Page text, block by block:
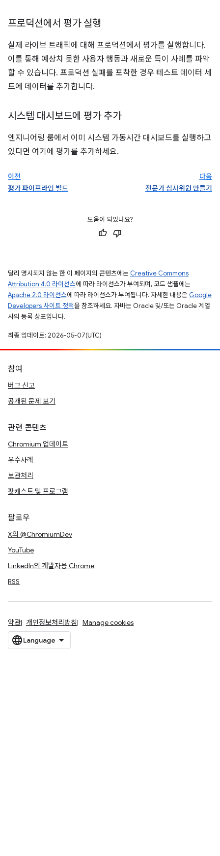
프로덕션에서 평가 실행
실제 라이브 트래픽에 대해 프로덕션에서 평가를 실행합니다.
이를 통해 예상치 못한 사용자 행동과 새로운 특이 사례를 파악
할 수 있습니다. 프로덕션 실패를 포착한 경우 테스트 데이터 세
트에 데이터를 추가합니다.
시스템 대시보드에 평가 추가
엔지니어링 룸에서 이미 시스템 가동시간 대시보드를 실행하고
있다면 여기에 평가를 추가하세요.
이전
평가 파이프라인 빌드
다음
전문가 심사위원 만들기
도움이 되었나요?
달리 명시되지 않는 한 이 페이지의 콘텐츠에는 Creative Commons
Attribution 4.0 라이선스에 따라 라이선스가 부여되며, 코드 샘플에는
Apache 2.0 라이선스에 따라 라이선스가 부여됩니다. 자세한 내용은 Google
Developers 사이트 정책을 참조하세요. 자바는 Oracle 및/또는 Oracle 계열
사의 등록 상표입니다.
최종 업데이트: 2026-05-07(UTC)
참여
버그 신고
공개된 문제 보기
관련 콘텐츠
Chromium 업데이트
우수사례
보관처리
팟캐스트 및 프로그램
팔로우
X의 @ChromiumDev
YouTube
LinkedIn의 개발자용 Chrome
RSS
약관 개인정보처리방침 Manage cookies